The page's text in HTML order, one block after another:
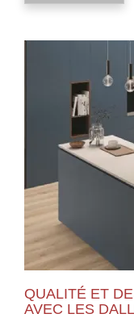
QUALITÉ ET
AVEC LES